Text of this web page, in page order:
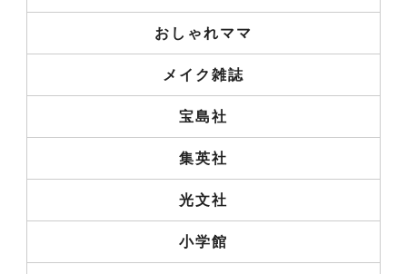
おしゃれママ
メイク雑誌
宝島社
集英社
光文社
小学館